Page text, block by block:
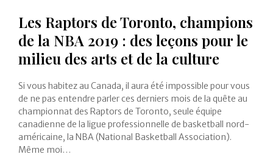
Les Raptors de Toronto, champions
de la NBA 2019 : des leçons pour le
milieu des arts et de la culture
Si vous habitez au Canada, il aura été impossible pour vous
de ne pas entendre parler ces derniers mois de la quête au
championnat des Raptors de Toronto, seule équipe
canadienne de la ligue professionnelle de basketball nord-
américaine, la NBA (National Basketball Association).
Même moi…